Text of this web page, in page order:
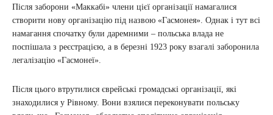
Після заборони «Маккабі» члени цієї організації намагалися
створити нову організацію під назвою «Гасмонея». Однак і тут всі
намагання спочатку були даремними – польська влада не
поспішала з реєстрацією, а в березні 1923 року взагалі заборонила
легалізацію «Гасмонеї».
Після цього втрутилися єврейські громадські організації, які
знаходилися у Рівному. Вони взялися переконувати польську